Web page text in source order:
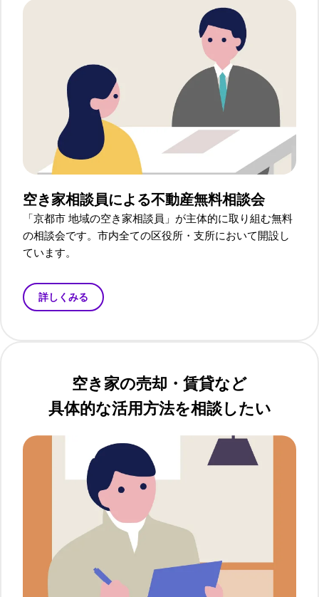
空き家相談員による不動産無料相談会
「京都市 地域の空き家相談員」が主体的に取り組む無料
の相談会です。市内全ての区役所・支所において開設し
ています。
詳しくみる
空き家の売却・賃貸など
具体的な活用方法を相談したい